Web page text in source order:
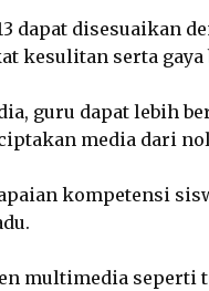
dapat disesuaikan
kesulitan serta gaya
guru dapat lebih
media dari
kompetensi
multimedia seperti